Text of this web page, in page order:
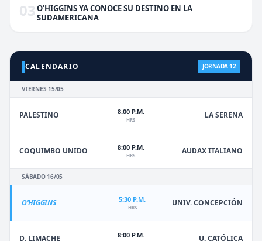
03 O'HIGGINS YA CONOCE SU DESTINO EN LA
SUDAMERICANA
CALENDARIO JORNADA 12
VIERNES 15/05
PALESTINO 8:00 P.M.
HRS LA SERENA
COQUIMBO UNIDO 8:00 P.M.
HRS AUDAX ITALIANO
SÁBADO 16/05
O'HIGGINS 5:30 P.M.
HRS UNIV. CONCEPCIÓN
D. LIMACHE 8:00 P.M. U. CATÓLICA